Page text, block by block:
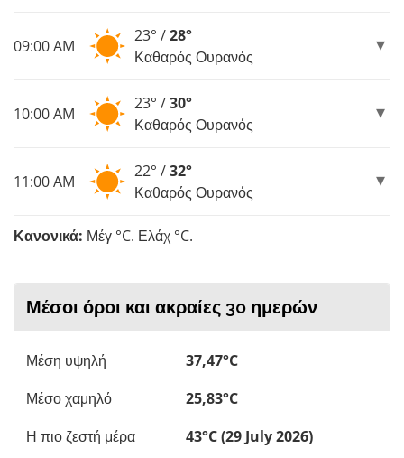
09:00 AM
23° /28°
Καθαρός Ουρανός
10:00 AM
23° /30°
Καθαρός Ουρανός
11:00 AM
22° /32°
Καθαρός Ουρανός
Κανονικά: Μέγ °C. Ελάχ °C.
Μέσοι όροι και ακραίες 30 ημερών
Μέση υψηλή
37,47°C
Μέσο χαμηλό
25,83°C
Η πιο ζεστή μέρα
43°C (29 July 2026)